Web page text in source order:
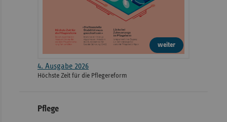
weiter
4. Ausgabe 2026
Höchste Zeit für die Pflegereform
Pflege